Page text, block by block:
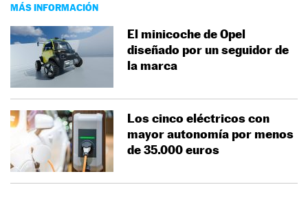
MÁS INFORMACIÓN
El minicoche de Opel
diseñado por un seguidor de
la marca
Los cinco eléctricos con
mayor autonomía por menos
de 35.000 euros